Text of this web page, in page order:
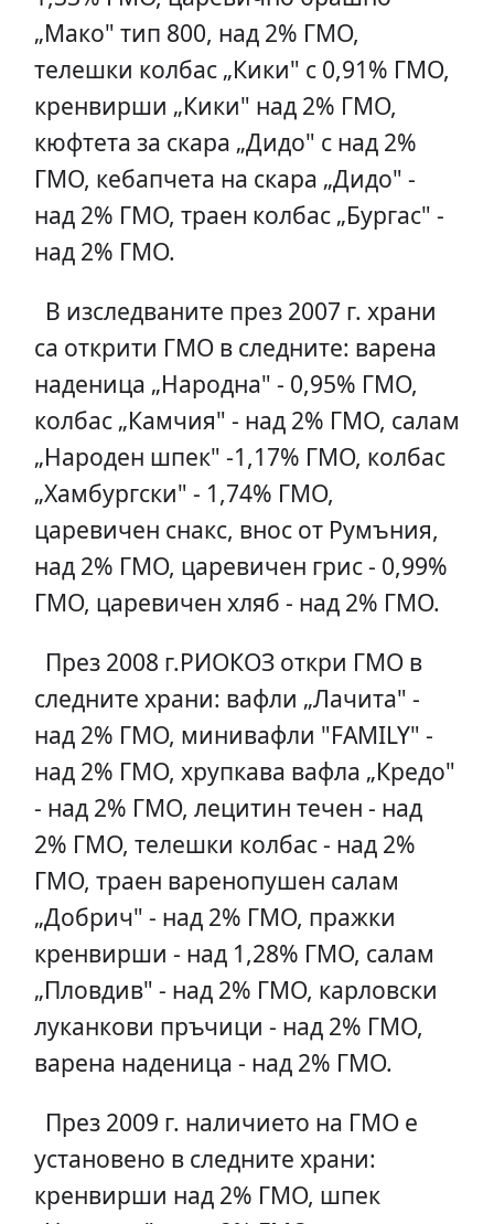
„Мако" тип 800, над 2% ГМО,
телешки колбас „Кики" с 0,91% ГМО,
кренвирши „Кики" над 2% ГМО,
кюфтета за скара „Дидо" с над 2%
ГМО, кебапчета на скара „Дидо" -
над 2% ГМО, траен колбас „Бургас" -
над 2% ГМО.
В изследваните през 2007 г. храни
са открити ГМО в следните: варена
наденица „Народна" - 0,95% ГМО,
колбас „Камчия" - над 2% ГМО, салам
„Народен шпек" -1,17% ГМО, колбас
„Хамбургски" - 1,74% ГМО,
царевичен снакс, внос от Румъния,
над 2% ГМО, царевичен грис - 0,99%
ГМО, царевичен хляб - над 2% ГМО.
През 2008 г.РИОКОЗ откри ГМО в
следните храни: вафли „Лачита" -
над 2% ГМО, минивафли "FAMILY" -
над 2% ГМО, хрупкава вафла „Кредо"
- над 2% ГМО, лецитин течен - над
2% ГМО, телешки колбас - над 2%
ГМО, траен варенопушен салам
„Добрич" - над 2% ГМО, пражки
кренвирши - над 1,28% ГМО, салам
„Пловдив" - над 2% ГМО, карловски
луканкови пръчици - над 2% ГМО,
варена наденица - над 2% ГМО.
През 2009 г. наличието на ГМО е
установено в следните храни:
кренвирши над 2% ГМО, шпек